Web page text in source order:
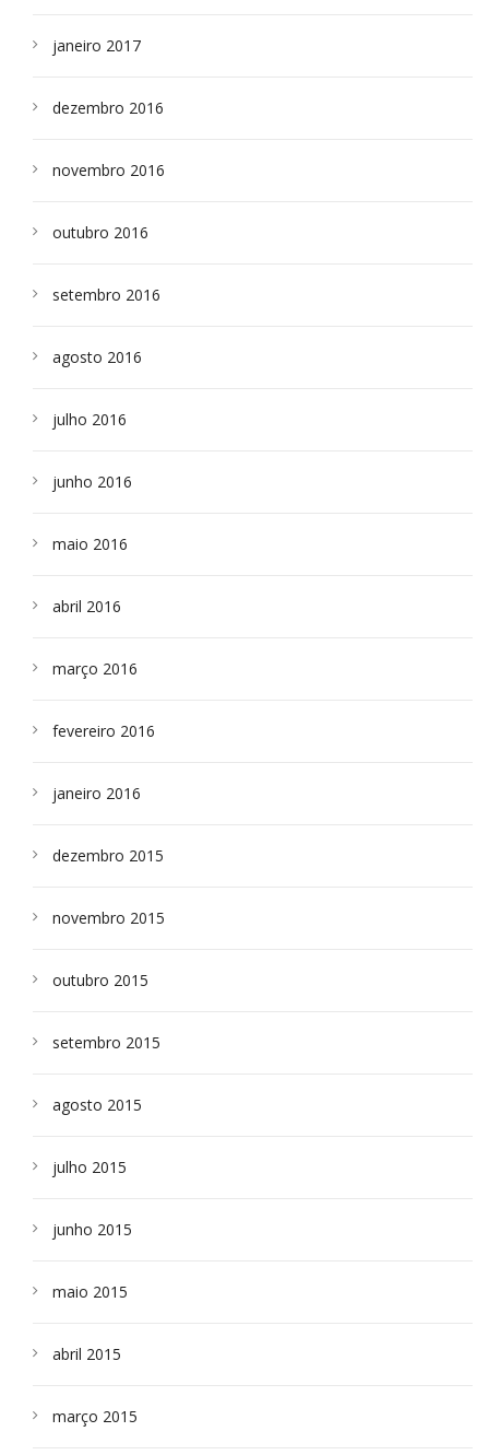
janeiro 2017
dezembro 2016
novembro 2016
outubro 2016
setembro 2016
agosto 2016
julho 2016
junho 2016
maio 2016
abril 2016
março 2016
fevereiro 2016
janeiro 2016
dezembro 2015
novembro 2015
outubro 2015
setembro 2015
agosto 2015
julho 2015
junho 2015
maio 2015
abril 2015
março 2015